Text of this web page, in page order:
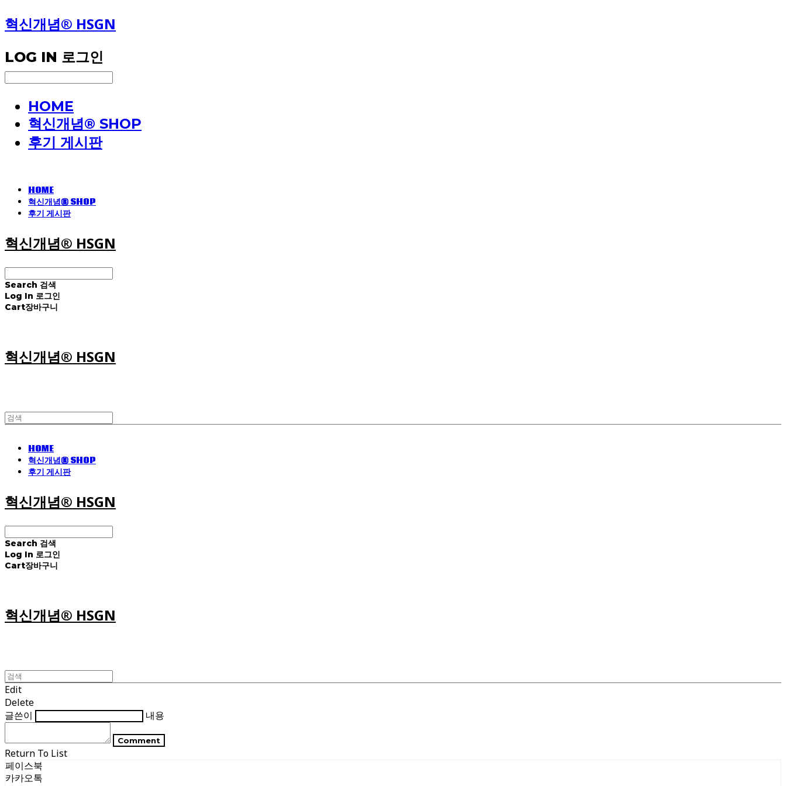
혁신개념® HSGN
LOG IN 로그인
HOME
혁신개념® SHOP
후기 게시판
HOME
혁신개념® SHOP
후기 게시판
혁신개념® HSGN
Search 검색
Log In 로그인
Cart장바구니
혁신개념® HSGN
HOME
혁신개념® SHOP
후기 게시판
혁신개념® HSGN
Search 검색
Log In 로그인
Cart장바구니
혁신개념® HSGN
Edit
Delete
글쓴이
내용
Comment
Return To List
페이스북
카카오톡